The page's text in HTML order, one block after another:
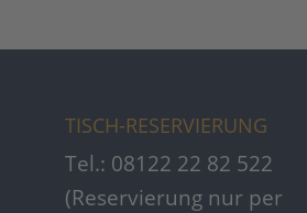
TISCH-RESERVIERUNG
Tel.: 08122 22 82 522
(Reservierung nur per